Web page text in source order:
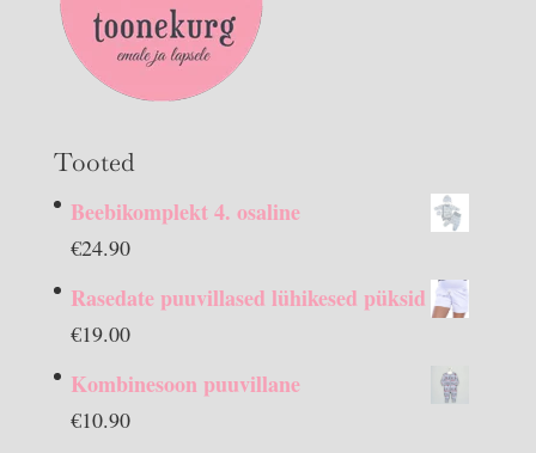
Tooted
Beebikomplekt 4. osaline
€24.90
Rasedate puuvillased lühikesed püksid
€19.00
Kombinesoon puuvillane
€10.90